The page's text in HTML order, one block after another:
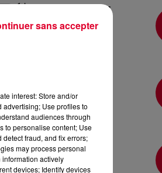
1 h MIX : FIREBEATZ
MIX : EDX
interest: Store and/or
Use profiles to
audiences through
to personalise content; Use
fraud, and fix errors;
may process personal
actively
devices; Identify devices
sans accepter